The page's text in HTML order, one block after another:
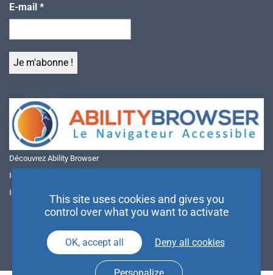
E-mail *
Découvrez Ability Browser
Installer Ability Browser sur Windows
Installer Ability Browser sur Mac
This site uses cookies and gives you
control over what you want to activate
OK, accept all Deny all cookies